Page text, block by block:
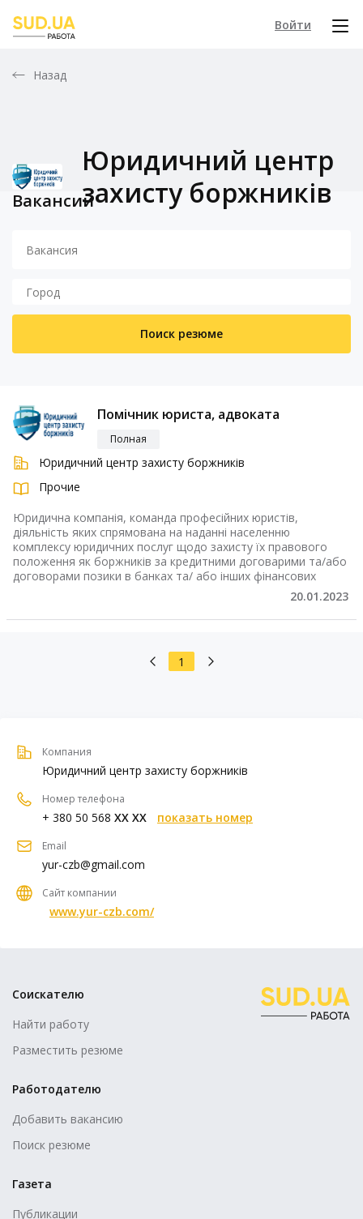
Войти
Назад
Юридичний центр
захисту боржників
Вакансии
Поиск резюме
Помічник юриста, адвоката
Полная
Юридичний центр захисту боржників
Прочие
Юридична компанія, команда професійних юристів,
діяльність яких спрямована на наданні населенню
комплексу юридичних послуг щодо захисту їх правового
положення як боржників за кредитними договарими та/або
договорами позики в банках та/ або інших фінансових
20.01.2023
1
Компания
Юридичний центр захисту боржників
Номер телефона
+ 380 50 568 XX XX показать номер
Email
yur-czb@gmail.com
Сайт компании
www.yur-czb.com/
Соискателю
Найти работу
Разместить резюме
Работодателю
Добавить вакансию
Поиск резюме
Газета
Публикации